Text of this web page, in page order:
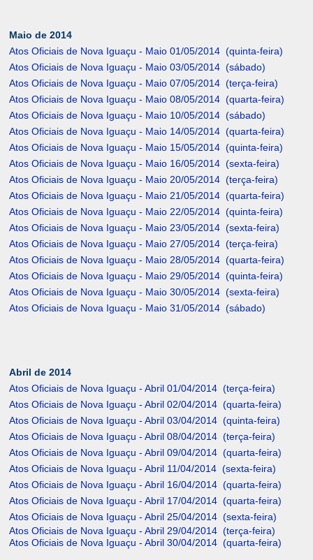
Maio de 2014
Atos Oficiais de Nova Iguaçu - Maio 01/05/2014 (quinta-feira)
Atos Oficiais de Nova Iguaçu - Maio 03/05/2014 (sábado)
Atos Oficiais de Nova Iguaçu - Maio 07/05/2014 (terça-feira)
Atos Oficiais de Nova Iguaçu - Maio 08/05/2014 (quarta-feira)
Atos Oficiais de Nova Iguaçu - Maio 10/05/2014 (sábado)
Atos Oficiais de Nova Iguaçu - Maio 14/05/2014 (quarta-feira)
Atos Oficiais de Nova Iguaçu - Maio 15/05/2014 (quinta-feira)
Atos Oficiais de Nova Iguaçu - Maio 16/05/2014 (sexta-feira)
Atos Oficiais de Nova Iguaçu - Maio 20/05/2014 (terça-feira)
Atos Oficiais de Nova Iguaçu - Maio 21/05/2014 (quarta-feira)
Atos Oficiais de Nova Iguaçu - Maio 22/05/2014 (quinta-feira)
Atos Oficiais de Nova Iguaçu - Maio 23/05/2014 (sexta-feira)
Atos Oficiais de Nova Iguaçu - Maio 27/05/2014 (terça-feira)
Atos Oficiais de Nova Iguaçu - Maio 28/05/2014 (quarta-feira)
Atos Oficiais de Nova Iguaçu - Maio 29/05/2014 (quinta-feira)
Atos Oficiais de Nova Iguaçu - Maio 30/05/2014 (sexta-feira)
Atos Oficiais de Nova Iguaçu - Maio 31/05/2014 (sábado)
Abril de 2014
Atos Oficiais de Nova Iguaçu - Abril 01/04/2014 (terça-feira)
Atos Oficiais de Nova Iguaçu - Abril 02/04/2014 (quarta-feira)
Atos Oficiais de Nova Iguaçu - Abril 03/04/2014 (quinta-feira)
Atos Oficiais de Nova Iguaçu - Abril 08/04/2014 (terça-feira)
Atos Oficiais de Nova Iguaçu - Abril 09/04/2014 (quarta-feira)
Atos Oficiais de Nova Iguaçu - Abril 11/04/2014 (sexta-feira)
Atos Oficiais de Nova Iguaçu - Abril 16/04/2014 (quarta-feira)
Atos Oficiais de Nova Iguaçu - Abril 17/04/2014 (quarta-feira)
Atos Oficiais de Nova Iguaçu - Abril 25/04/2014 (sexta-feira)
Atos Oficiais de Nova Iguaçu - Abril 29/04/2014 (terça-feira)
Atos Oficiais de Nova Iguaçu - Abril 30/04/2014 (quarta-feira)